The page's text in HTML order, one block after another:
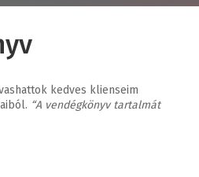
kedves klienseim
“A vendégkönyv tartalmát